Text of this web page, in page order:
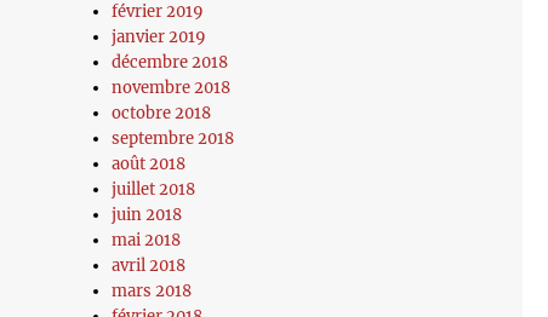
février 2019
janvier 2019
décembre 2018
novembre 2018
octobre 2018
septembre 2018
août 2018
juillet 2018
juin 2018
mai 2018
avril 2018
mars 2018